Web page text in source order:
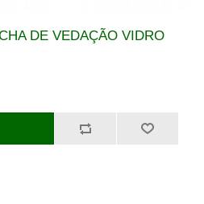
DE VEDAÇÃO VIDRO